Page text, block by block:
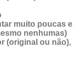
muito poucas e
nenhumas)
(original ou não),